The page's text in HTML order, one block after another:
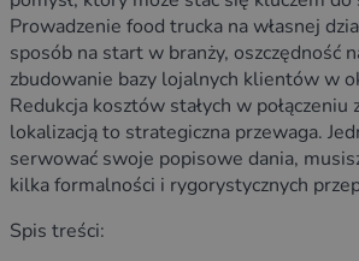
Prowadzenie food trucka na własnej
sposób na start w branży, oszczędność
zbudowanie bazy lojalnych klientów w
Redukcja kosztów stałych w połączeniu
lokalizacją to strategiczna przewaga.
serwować swoje popisowe dania,
kilka formalności i rygorystycznych
Spis treści: